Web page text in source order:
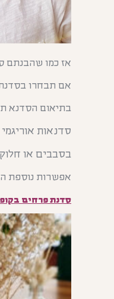
אז כמו שהבנתם
אם תבחרו בסדנת
בתיאום הסדנא
סדנאות
בסבבים או
אפשרות נוספת
סדנת פרחים